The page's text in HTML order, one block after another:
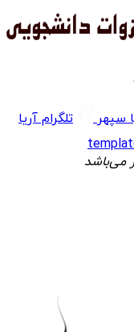
سپهر
تلگرام آریا
می‌باشد